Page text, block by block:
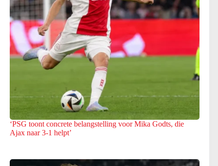
‘PSG toont concrete belangstelling voor Mika Godts, die
Ajax naar 3-1 helpt’